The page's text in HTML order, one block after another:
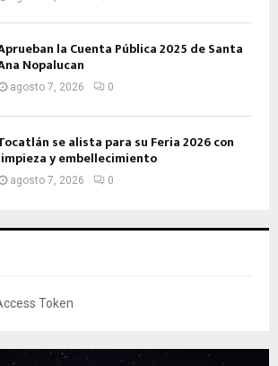
la Cuenta Pública 2025 de Santa
Nopalucan
agosto 7, 2026 0
se alista para su Feria 2026 con
y embellecimiento
agosto 7, 2026 0
Token